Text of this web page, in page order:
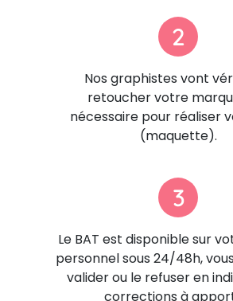
2
Nos graphistes vont
retoucher votre
nécessaire pour réaliser
(maquette).
3
Le BAT est disponible sur
personnel sous 24/48h,
valider ou le refuser en
corrections à